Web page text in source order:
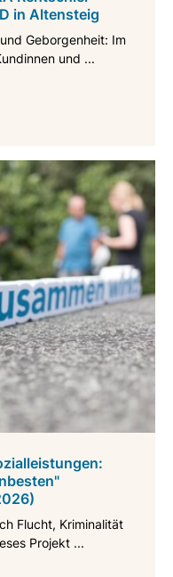
in Altensteig
Geborgenheit: Im
und ...
Flucht, Kriminalität
Projekt ...